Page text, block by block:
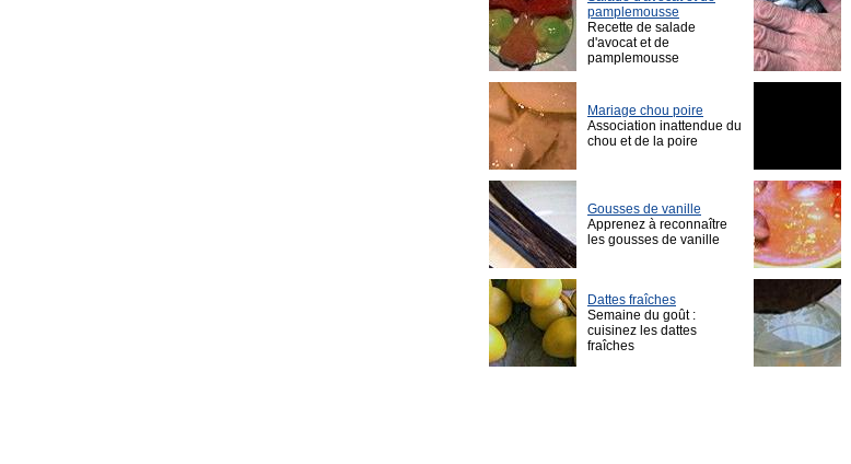
pamplemousse
Recette de salade
d'avocat et de
pamplemousse
Mariage chou poire
Association inattendue du
chou et de la poire
Gousses de vanille
Apprenez à reconnaître
les gousses de vanille
Dattes fraîches
Semaine du goût :
cuisinez les dattes
fraîches